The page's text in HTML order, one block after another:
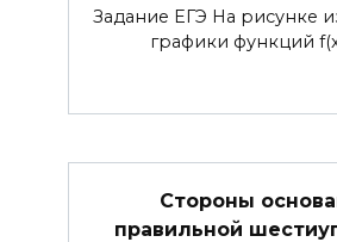
Задание ЕГЭ На рисунке
графики функций
Стороны
правильной